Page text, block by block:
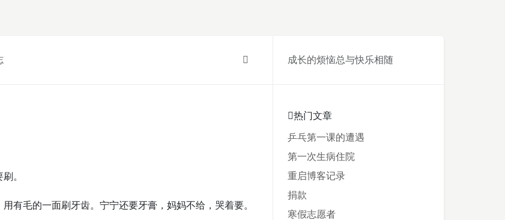
。
有毛的一面刷牙齿。宁宁还要牙膏，妈妈不给，哭着要。
成长的烦恼总与快乐相随
热门文章
乒乓第一课的遭遇
第一次生病住院
重启博客记录
捐款
寒假志愿者